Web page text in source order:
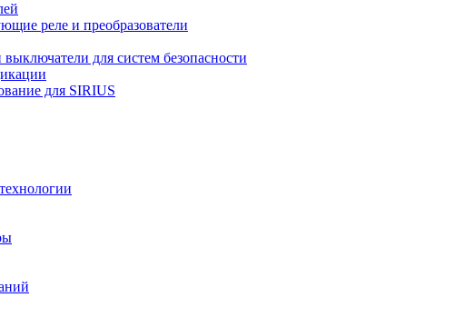
реле и преобразователи
для систем безопасности
для SIRIUS